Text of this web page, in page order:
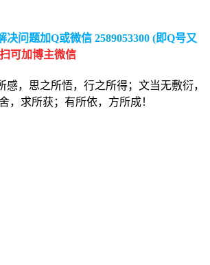
决问题加Q或微信 2589053300 (即Q号又
可加博主微信
感，思之所悟，行之所得；文当无敷衍，
，求所获；有所依，方所成！